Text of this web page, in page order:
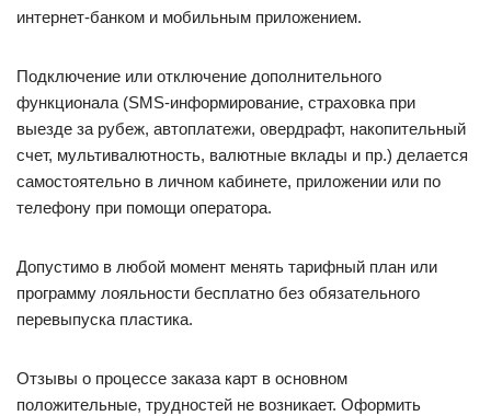
интернет-банком и мобильным приложением.
Подключение или отключение дополнительного
функционала (SMS-информирование, страховка при
выезде за рубеж, автоплатежи, овердрафт, накопительный
счет, мультивалютность, валютные вклады и пр.) делается
самостоятельно в личном кабинете, приложении или по
телефону при помощи оператора.
Допустимо в любой момент менять тарифный план или
программу лояльности бесплатно без обязательного
перевыпуска пластика.
Отзывы о процессе заказа карт в основном
положительные, трудностей не возникает. Оформить